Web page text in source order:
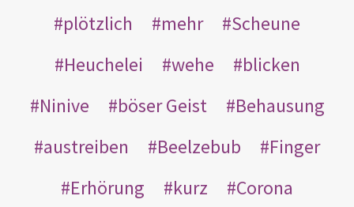
plötzlich mehr
Scheune
Heuchelei
wehe
blicken
Ninive
böser Geist
Behausung
austreiben
Beelzebub
Finger
Erhörung
kurz
Corona